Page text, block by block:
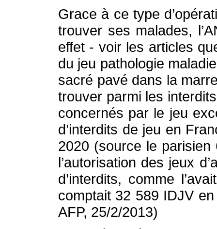
Grace à ce type
trouver ses malades,
effet - voir les articles
du jeu pathologie
sacré pavé dans la
trouver parmi les
concernés par le jeu
d’interdits de jeu en
2020 (source le
l’autorisation des jeux
d’interdits, comme
comptait 32 589 IDJV
AFP, 25/2/2013)